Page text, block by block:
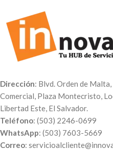
Dirección: Blvd. Orden de
Comercial, Plaza Montecristo,
Libertad Este, El Salvador.
Teléfono: (503) 2246-0699
WhatsApp: (503) 7603-5669
Correo: